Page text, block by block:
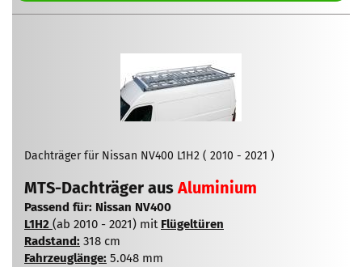
Dachträger für Nissan NV400 L1H2 ( 2010 - 2021 )
MTS-Dachträger ausAluminium
Passend für: Nissan NV400
L1H2 (ab 2010 - 2021) mit Flügeltüren
Radstand: 318 cm
Fahrzeuglänge: 5.048 mm